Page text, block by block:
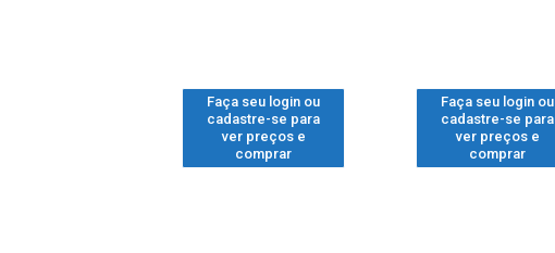
Faça seu login ou
cadastre-se para
ver preços e
comprar
Faça seu login ou
cadastre-se para
ver preços e
comprar